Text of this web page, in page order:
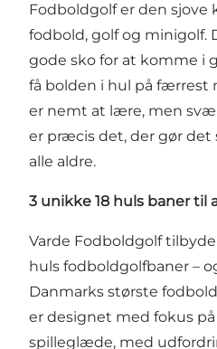
Fodboldgolf er den sjove
fodbold, golf og minigolf.
gode sko for at komme i
få bolden i hul på færrest
er nemt at lære, men
er præcis det, der gør det
alle aldre.
3 unikke 18 huls baner til
Varde Fodboldgolf
huls fodboldgolfbaner –
Danmarks største
er designet med fokus
spilleglæde, med